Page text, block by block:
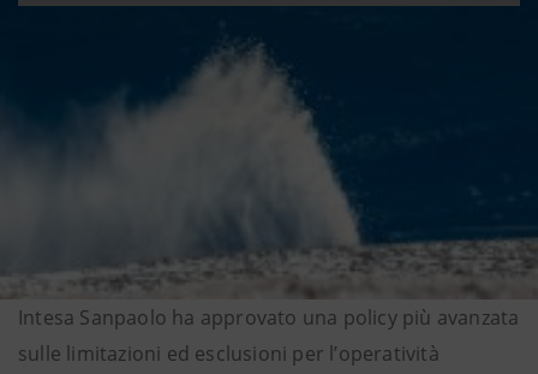
Intesa Sanpaolo ha approvato una policy più avanzata
sulle limitazioni ed esclusioni per l’operatività